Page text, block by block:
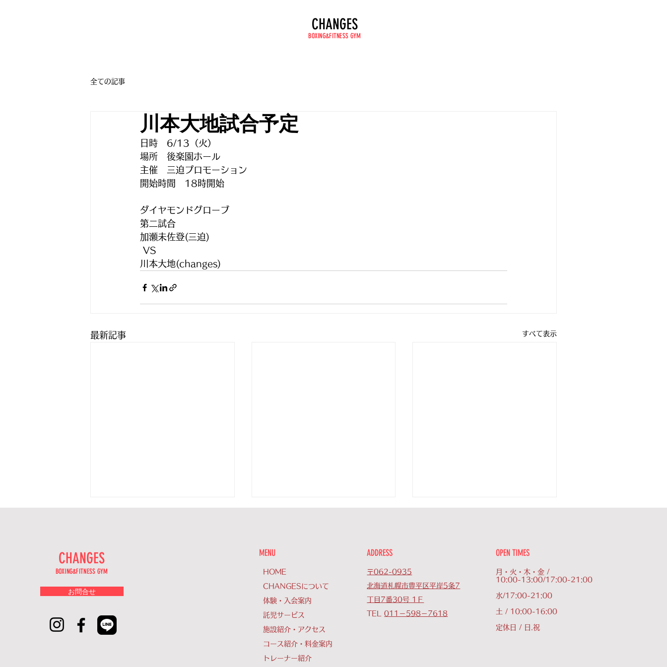
CHANGES
BOXING&FITNESS GYM
全ての記事
川本大地試合予定
日時　6/13（火）
場所　後楽園ホール
主催　三迫プロモーション
開始時間　18時開始
ダイヤモンドグローブ
第二試合
加瀬未佐登(三迫)
VS
川本大地(changes)
最新記事 すべて表示
今年は選手を少しずつ増やしてい
きたいと思っております。 皆
応援宜しくお願い致します。
ホールで行われます。 チェンジ
ズからは、11／13に男子2名
12/4に男子1名と女子１名が受
増やしていきながら、北海道のボ
クシング界を盛り上げていけたら
と思います。...
サーとしては、初めての勝利とな
ります。 応援してくださった皆
様に、深く感謝申し上げます。
今後とも宜しくお願い致します。
CHANGES
BOXING&FITNESS GYM
お問合せ
MENU
HOME
CHANGESについて
体験・入会案内
託児サービス
施設紹介・アクセス
コース紹介・料金案内
トレーナー紹介
ADDRESS
〒062-0935
北海道札幌市豊平区平岸5条7
丁目7番30号 1Ｆ
TEL011－598－7618
OPEN TIMES
月・火・木・金 /
10:00-13:00/17:00-21:00
水/17:00-21:00
土 / 10:00-16:00
定休日 / 日.祝